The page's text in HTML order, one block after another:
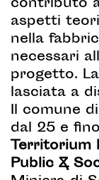
contributo
aspetti
nella
necessari
progetto.
lasciata a
Il comune
dal 25 e
Territorium
Public &